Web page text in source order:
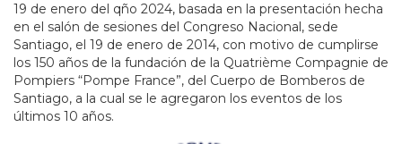
19 de enero del qño 2024, basada en la presentación hecha
en el salón de sesiones del Congreso Nacional, sede
Santiago, el 19 de enero de 2014, con motivo de cumplirse
los 150 años de la fundación de la Quatrième Compagnie de
Pompiers “Pompe France”, del Cuerpo de Bomberos de
Santiago, a la cual se le agregaron los eventos de los
últimos 10 años.